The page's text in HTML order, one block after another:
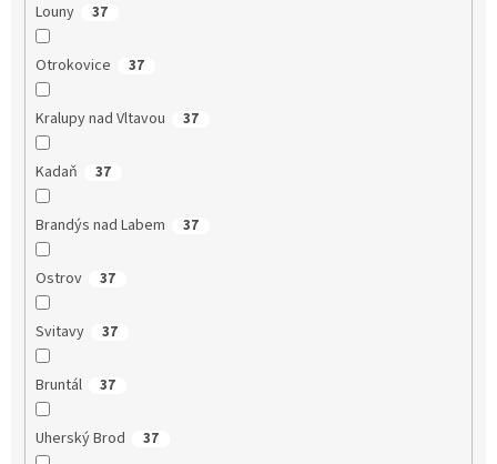
Louny 37
Otrokovice 37
Kralupy nad Vltavou 37
Kadaň 37
Brandýs nad Labem 37
Ostrov 37
Svitavy 37
Bruntál 37
Uherský Brod 37